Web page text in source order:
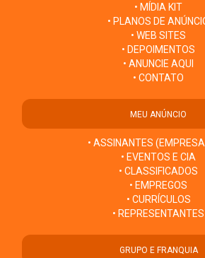
• MÍDIA KIT
• PLANOS DE
• WEB SITES
• DEPOIMENTOS
• ANUNCIE AQUI
• CONTATO
MEU ANÚNCIO
• ASSINANTES
• EVENTOS E CIA
• CLASSIFICADOS
• EMPREGOS
• CURRÍCULOS
• REPRESENTANTES
GRUPO E FRANQUIA